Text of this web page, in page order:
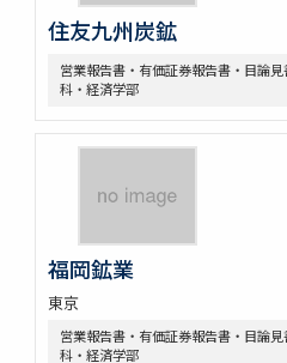
住友九州炭鉱
営業報告書・有価証券報告書・目論
科・経済学部
福岡鉱業
東京
営業報告書・有価証券報告書・目論
科・経済学部